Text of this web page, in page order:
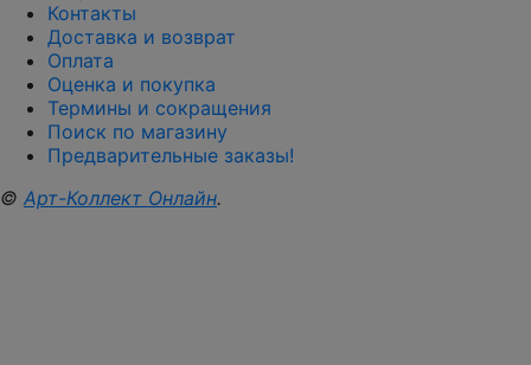
Контакты
Доставка и возврат
Оплата
Оценка и покупка
Термины и сокращения
Поиск по магазину
Предварительные заказы!
© Арт-Коллект Онлайн.